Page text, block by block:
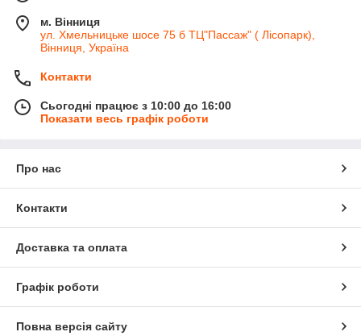
м. Вінниця
ул. Хмельницьке шосе 75 б ТЦ"Пассаж" ( Лісопарк),
Вінниця, Україна
Контакти
Сьогодні працює з 10:00 до 16:00
Показати весь графік роботи
Про нас
Контакти
Доставка та оплата
Графік роботи
Повна версія сайту